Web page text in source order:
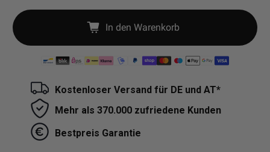
In den Warenkorb
Kostenloser Versand für DE und AT*
Mehr als 370.000 zufriedene Kunden
Bestpreis Garantie